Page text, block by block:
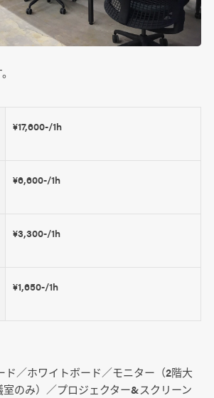
¥17,600-/1h
¥6,600-/1h
¥3,300-/1h
¥1,650-/1h
／ホワイトボード／モニター（2階大
のみ）／プロジェクター&スクリーン